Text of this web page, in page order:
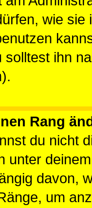
wie
solltest ihn
Rang
du nicht
unter
davon,
um